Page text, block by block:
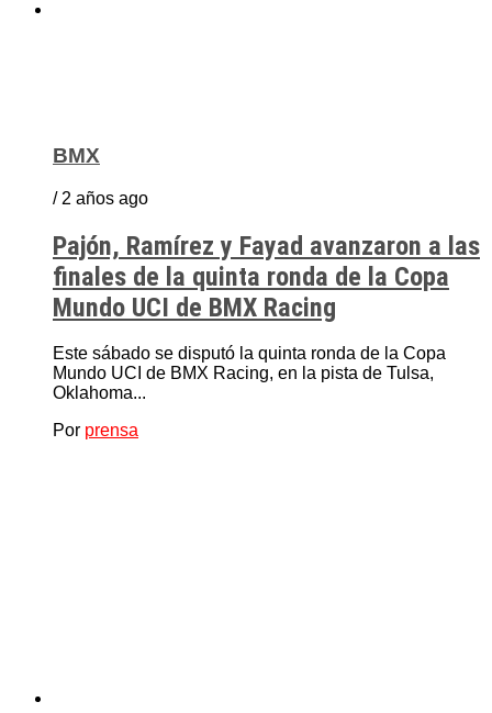
BMX
/ 2 años ago
Pajón, Ramírez y Fayad avanzaron a las
finales de la quinta ronda de la Copa
Mundo UCI de BMX Racing
Este sábado se disputó la quinta ronda de la Copa
Mundo UCI de BMX Racing, en la pista de Tulsa,
Oklahoma...
Por prensa